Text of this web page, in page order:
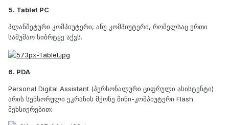
5. Tablet PC
პლანშეტური კომპიუტერი, ანუ კომპიუტერი, რომელსაც ერთი
სამუშაო სიბრტყე აქვს.
6. PDA
Personal Digital Assistant (პერსონალური ციფრული ასისტენტი)
არის სენსორული ეკრანის მქონე მინი-კომპიუტერი Flash
მეხსიერებით: